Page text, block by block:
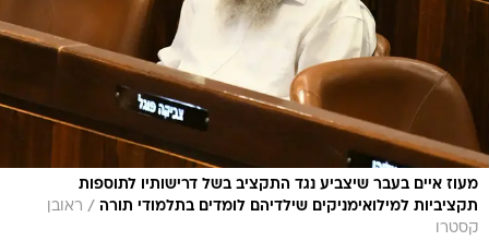
מעוז איים בעבר שיצביע נגד התקציב בשל דרישותיו לתוספות
תקציביות למילואימניקים שילדיהם לומדים בתלמודי תורה / ראובן
קסטרו